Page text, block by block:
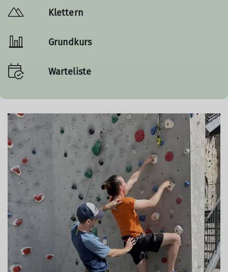
Klettern
Grundkurs
Warteliste
© Klaus Plaschka